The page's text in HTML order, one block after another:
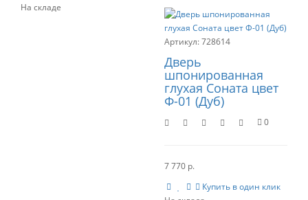
728614
Дверь
шпонированная
глухая Соната цвет
Ф-01 (Дуб)
0
7 770 р.
Купить в один клик